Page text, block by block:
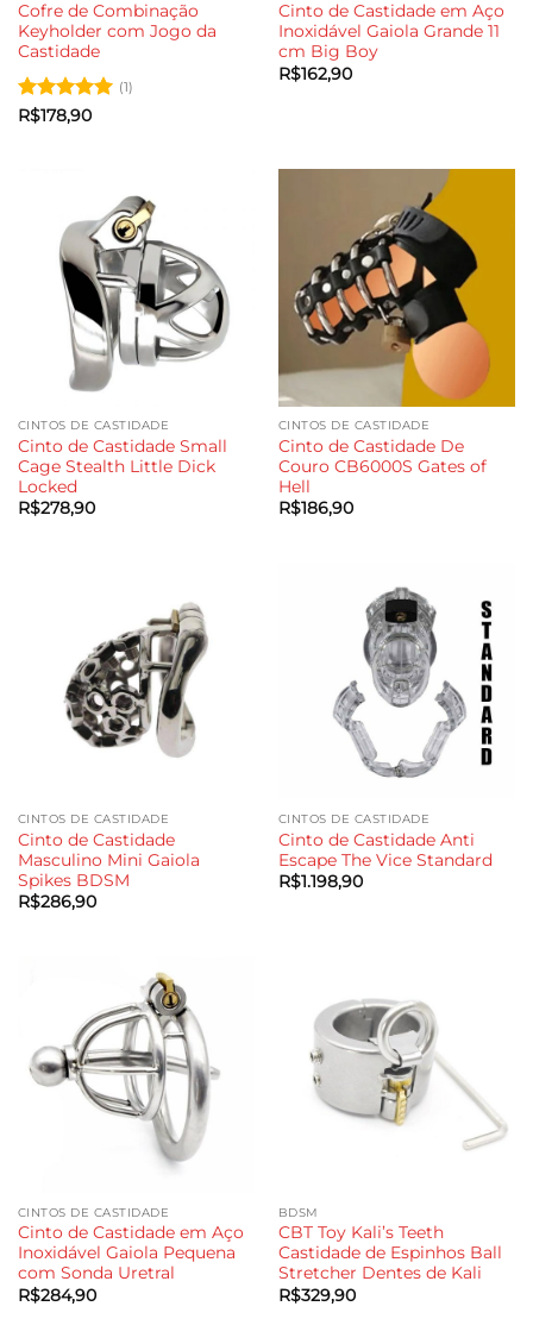
Cofre de Combinação
Keyholder com Jogo da
Castidade
Avaliação
(1)
R$178,90
Cinto de Castidade em Aço
Inoxidável Gaiola Grande 11
cm Big Boy
R$162,90
CINTOS DE CASTIDADE
Cinto de Castidade Small
Cage Stealth Little Dick
Locked
R$278,90
CINTOS DE CASTIDADE
Cinto de Castidade De
Couro CB6000S Gates of
Hell
R$186,90
CINTOS DE CASTIDADE
Cinto de Castidade
Masculino Mini Gaiola
Spikes BDSM
R$286,90
CINTOS DE CASTIDADE
Cinto de Castidade Anti
Escape The Vice Standard
R$1.198,90
CINTOS DE CASTIDADE
Cinto de Castidade em Aço
Inoxidável Gaiola Pequena
com Sonda Uretral
R$284,90
BDSM
CBT Toy Kali’s Teeth
Castidade de Espinhos Ball
Stretcher Dentes de Kali
R$329,90